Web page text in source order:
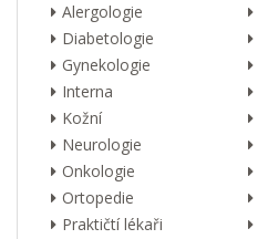
Alergologie
Diabetologie
Gynekologie
Interna
Kožní
Neurologie
Onkologie
Ortopedie
Praktičtí lékaři